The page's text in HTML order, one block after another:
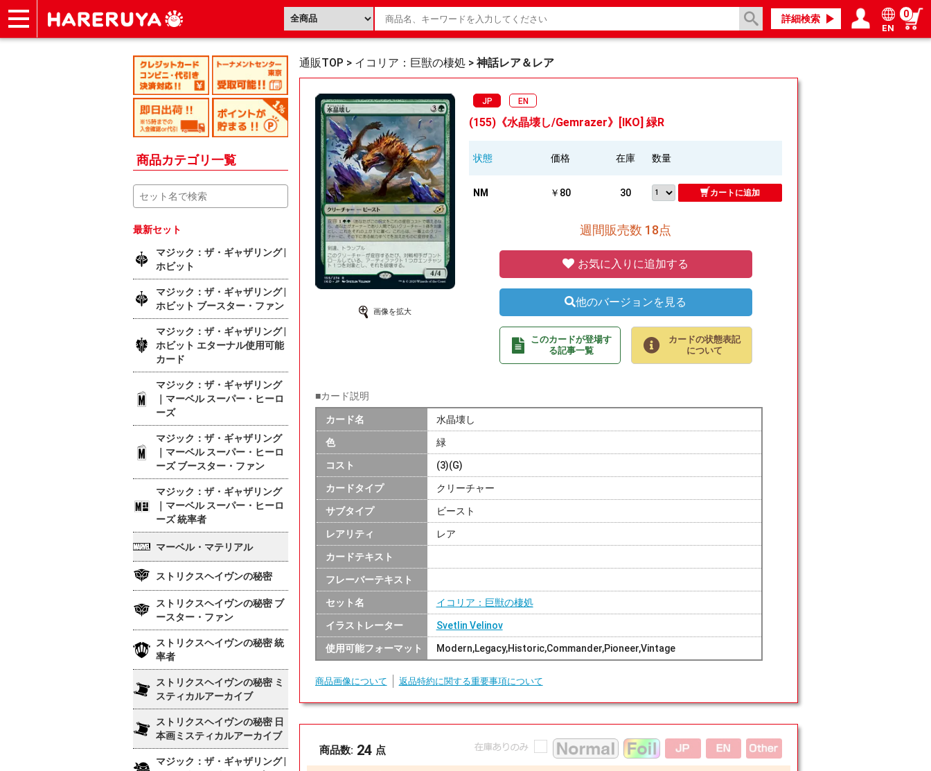
詳細検索
EN
0
商品カテゴリ一覧
通販TOP > イコリア：巨獣の棲処 > 神話レア＆レア
画像を拡大
JP EN
(155)《水晶壊し/Gemrazer》[IKO] 緑R
状態 価格 在庫 数量
NM ￥80 30 カートに追加
週間販売数 18点
お気に入りに追加する
他のバージョンを見る
このカードが登場す
る記事一覧
カードの状態表記
について
■カード説明
カード名 水晶壊し
色 緑
コスト (3)(G)
カードタイプ クリーチャー
サブタイプ ビースト
レアリティ レア
カードテキスト
フレーバーテキスト
セット名 イコリア：巨獣の棲処
イラストレーター Svetlin Velinov
使用可能フォーマット Modern,Legacy,Historic,Commander,Pioneer,Vintage
商品画像について 返品特約に関する重要事項について
商品数: 24 点